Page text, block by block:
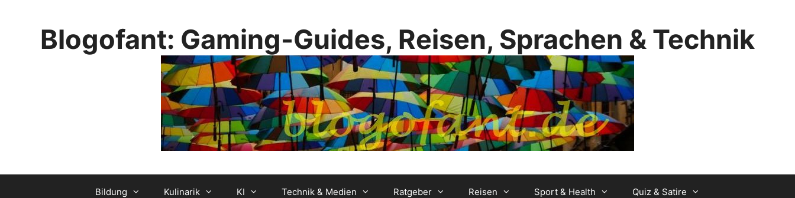
Blogofant: Gaming-Guides, Reisen, Sprachen & Technik
Bildung Kulinarik KI Technik & Medien Ratgeber Reisen Sport & Health Quiz & Satire